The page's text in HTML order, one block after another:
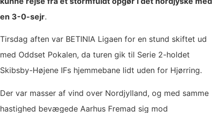
en 3-0-sejr.
Tirsdag aften var BETINIA Ligaen for en stund skiftet ud
med Oddset Pokalen, da turen gik til Serie 2-holdet
Skibsby-Højene IFs hjemmebane lidt uden for Hjørring.
Der var masser af vind over Nordjylland, og med samme
hastighed bevægede Aarhus Fremad sig mod